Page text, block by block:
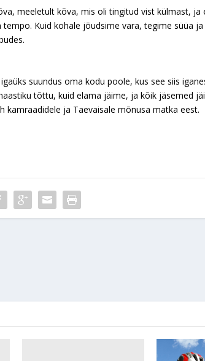
meeletult kõva, mis oli tingitud vist külmast, ja
Kuid kohale jõudsime vara, tegime süüa ja
suundus oma kodu poole, kus see siis
tõttu, kuid elama jäime, ja kõik jäsemed
ja Taevaisale mõnusa matka eest.